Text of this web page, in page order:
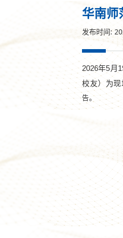
华南师
发布时间:
2026年5月
校友）为
告。